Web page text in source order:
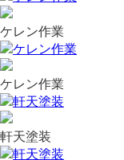
ケレン作業
ケレン作業
軒天塗装